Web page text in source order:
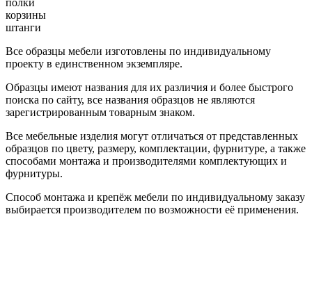
корзины
штанги
Все образцы мебели изготовлены по индивидуальному
проекту в единственном экземпляре.
Образцы имеют названия для их различия и более быстрого
поиска по сайту, все названия образцов не являются
зарегистрированным товарным знаком.
Все мебельные изделия могут отличаться от представленных
образцов по цвету, размеру, комплектации, фурнитуре, а также
способами монтажа и производителями комплектующих и
фурнитуры.
Способ монтажа и крепёж мебели по индивидуальному заказу
выбирается производителем по возможности её применения.